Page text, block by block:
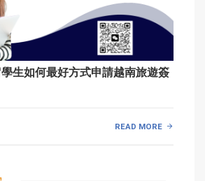
生如何最好方式申請越南旅遊簽
READ MORE